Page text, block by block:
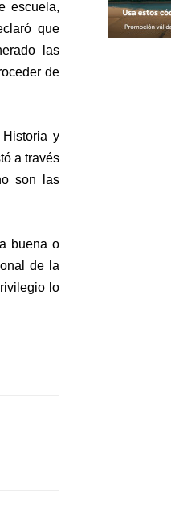
escuela,
que
las
de
y
a través
son las
buena o
de la
lo